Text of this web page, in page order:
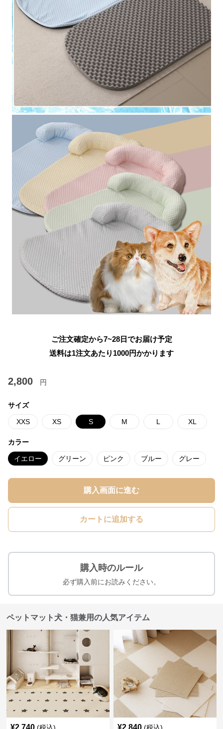
ご注文確定から7~28日でお届け予定
送料は1注文あたり 1000円かかります
2,800 円
サイズ
XXS XS S M L XL
カラー
イエロー グリーン ピンク ブルー グレー
購入画面に進む
カートに追加する
購入時のルール
必ず購入前にお読みください。
ペットマット犬・猫兼用の人気アイテム
¥2,740 ¥2,840